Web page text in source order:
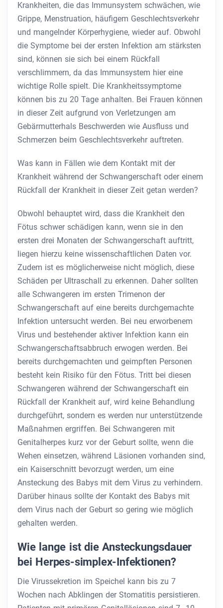
Krankheiten, die das Immunsystem schwächen, wie
Grippe, Menstruation, häufigem Geschlechtsverkehr
und mangelnder Körperhygiene, wieder auf. Obwohl
die Symptome bei der ersten Infektion am stärksten
sind, können sie sich bei einem Rückfall
verschlimmern, da das Immunsystem hier eine
wichtige Rolle spielt. Die Krankheitssymptome
können bis zu 20 Tage anhalten. Bei Frauen können
in dieser Zeit aufgrund von Verletzungen am
Gebärmutterhals Beschwerden wie Ausfluss und
Schmerzen beim Geschlechtsverkehr auftreten.
Was kann in Fällen wie dem Kontakt mit der
Krankheit während der Schwangerschaft oder einem
Rückfall der Krankheit in dieser Zeit getan werden?
Obwohl behauptet wird, dass die Krankheit den
Fötus schwer schädigen kann, wenn sie in den
ersten drei Monaten der Schwangerschaft auftritt,
liegen hierzu keine wissenschaftlichen Daten vor.
Zudem ist es möglicherweise nicht möglich, diese
Schäden per Ultraschall zu erkennen. Daher sollten
alle Schwangeren im ersten Trimenon der
Schwangerschaft auf eine bereits durchgemachte
Infektion untersucht werden. Bei neu erworbenem
Virus und bestehender aktiver Infektion kann ein
Schwangerschaftsabbruch erwogen werden. Bei
bereits durchgemachten und geimpften Personen
besteht kein Risiko für den Fötus. Tritt bei diesen
Schwangeren während der Schwangerschaft ein
Rückfall der Krankheit auf, wird keine Behandlung
durchgeführt, sondern es werden nur unterstützende
Maßnahmen ergriffen. Bei Schwangeren mit
Genitalherpes kurz vor der Geburt sollte, wenn die
Wehen einsetzen, während Läsionen vorhanden sind,
ein Kaiserschnitt bevorzugt werden, um eine
Ansteckung des Babys mit dem Virus zu verhindern.
Darüber hinaus sollte der Kontakt des Babys mit
dem Virus nach der Geburt so gering wie möglich
gehalten werden.
Wie lange ist die Ansteckungsdauer
bei Herpes-simplex-Infektionen?
Die Virussekretion im Speichel kann bis zu 7
Wochen nach Abklingen der Stomatitis persistieren.